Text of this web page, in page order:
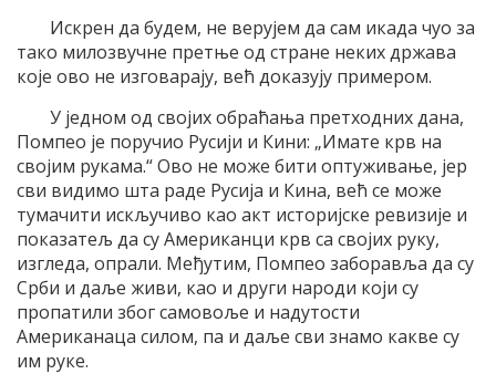
Искрен да будем, не верујем да сам икада чуо за
тако милозвучне претње од стране неких држава
које ово не изговарају, већ доказују примером.
У једном од својих обраћања претходних дана,
Помпео је поручио Русији и Кини: „Имате крв на
својим рукама.“ Ово не може бити оптуживање, јер
сви видимо шта раде Русија и Кина, већ се може
тумачити искључиво као акт историјске ревизије и
показатељ да су Американци крв са својих руку,
изгледа, опрали. Међутим, Помпео заборавља да су
Срби и даље живи, као и други народи који су
пропатили због самовоље и надутости
Американаца силом, па и даље сви знамо какве су
им руке.